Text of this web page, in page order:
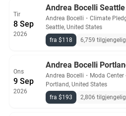
Tir
8 Sep
2026
Andrea Bocelli
Andrea Bocelli ・ Climate
Seattle, United States
fra $118
6,759
Ons
9 Sep
2026
Andrea Bocelli
Andrea Bocelli ・ Moda Center
Portland, United States
fra $193
2,806